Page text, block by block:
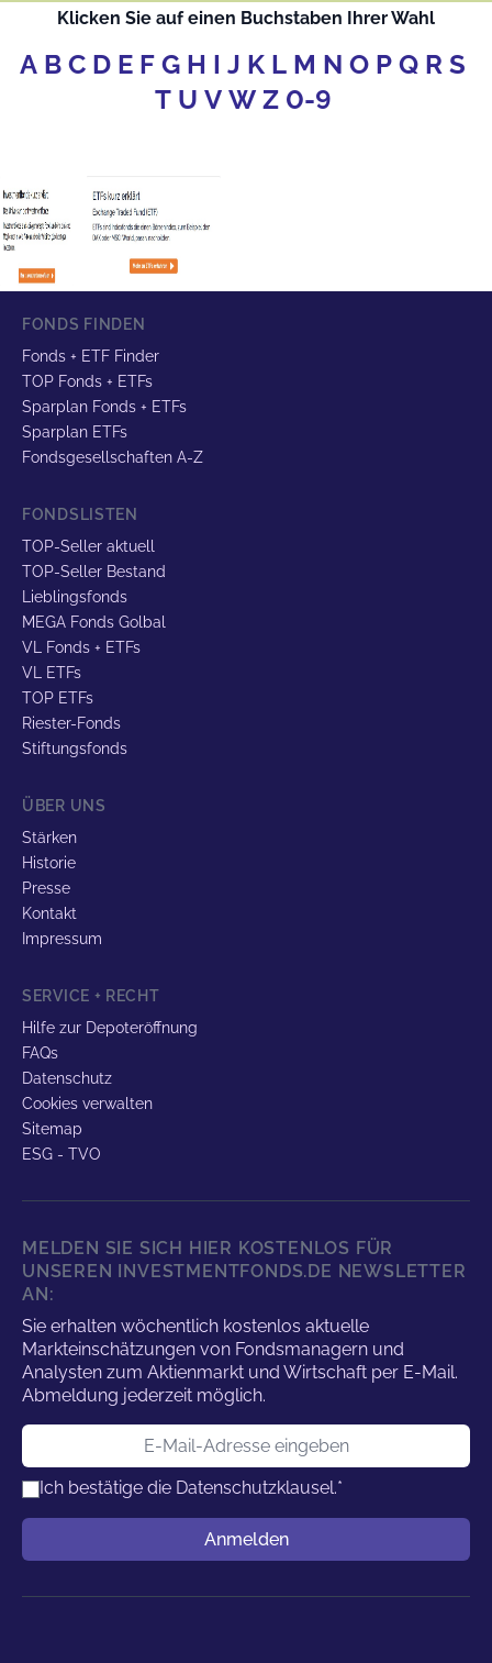
Klicken Sie auf einen Buchstaben Ihrer Wahl
A B C D E F G H I J K L M N O P Q R S
T U V W Z 0-9
FONDS FINDEN
Fonds + ETF Finder
TOP Fonds + ETFs
Sparplan Fonds + ETFs
Sparplan ETFs
Fondsgesellschaften A-Z
FONDSLISTEN
TOP-Seller aktuell
TOP-Seller Bestand
Lieblingsfonds
MEGA Fonds Golbal
VL Fonds + ETFs
VL ETFs
TOP ETFs
Riester-Fonds
Stiftungsfonds
ÜBER UNS
Stärken
Historie
Presse
Kontakt
Impressum
SERVICE + RECHT
Hilfe zur Depoteröffnung
FAQs
Datenschutz
Cookies verwalten
Sitemap
ESG - TVO
MELDEN SIE SICH HIER KOSTENLOS FÜR
UNSEREN INVESTMENTFONDS.DE NEWSLETTER
AN:
Sie erhalten wöchentlich kostenlos aktuelle
Markteinschätzungen von Fondsmanagern und
Analysten zum Aktienmarkt und Wirtschaft per E-Mail.
Abmeldung jederzeit möglich.
E-Mail-Adresse
Ich bestätige die Datenschutzklausel.*
Anmelden